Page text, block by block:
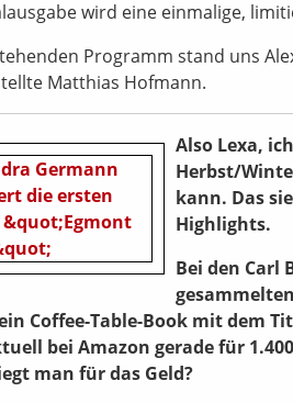
wird eine einmalige,
Programm stand uns
Matthias Hofmann.
Also Lexa,
Herbst/
kann. Das
Highlights.
Bei den Carl
Coffee-Table-Book mit dem
bei Amazon gerade für
man für das Geld?